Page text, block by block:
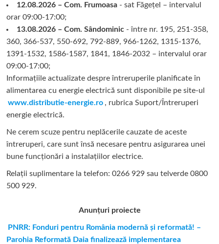
12.08.2026 – Com. Frumoasa- sat Făgețel – intervalul
orar 09:00-17:00;
13.08.2026 – Com. Sândominic- între nr. 195, 251-358,
360, 366-537, 550-692, 792-889, 966-1262, 1315-1376,
1391-1532, 1586-1587, 1841, 1846-2032 – intervalul orar
09:00-17:00;
Informațiile actualizate despre întreruperile planificate în
alimentarea cu energie electrică sunt disponibile pe site-ul
www.distributie-energie.ro , rubrica Suport/Întreruperi
energie electrică.
Ne cerem scuze pentru neplăcerile cauzate de aceste
întreruperi, care sunt însă necesare pentru asigurarea unei
bune funcționări a instalațiilor electrice.
Relații suplimentare la tel efon: 0266 929 sau telverde 0800
500 929.
Anunțuri proiecte
PNRR: Fonduri pentru România modernă și reformată! –
Parohia Reformată Daia finalizează implementarea